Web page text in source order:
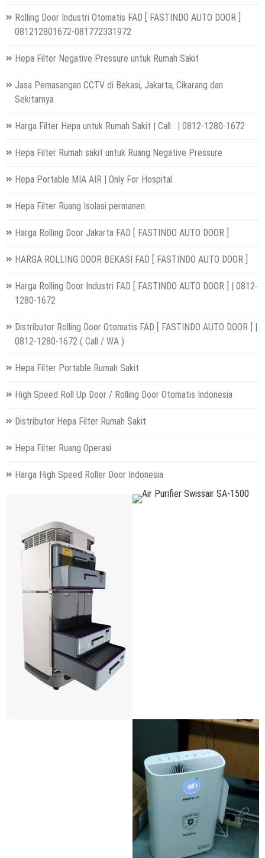
Rolling Door Industri Otomatis FAD [ FASTINDO AUTO DOOR ]
081212801672-081772331972
Hepa Filter Negative Pressure untuk Rumah Sakit
Jasa Pemasangan CCTV di Bekasi, Jakarta, Cikarang dan
Sekitarnya
Harga Filter Hepa untuk Rumah Sakit | Call : | 0812-1280-1672
Hepa Filter Rumah sakit untuk Ruang Negative Pressure
Hepa Portable MIA AIR | Only For Hospital
Hepa Filter Ruang Isolasi permanen
Harga Rolling Door Jakarta FAD [ FASTINDO AUTO DOOR ]
HARGA ROLLING DOOR BEKASI FAD [ FASTINDO AUTO DOOR ]
Harga Rolling Door Industri FAD [ FASTINDO AUTO DOOR ] | 0812-
1280-1672
Distributor Rolling Door Otomatis FAD [ FASTINDO AUTO DOOR ] |
0812-1280-1672 ( Call / WA )
Hepa Filter Portable Rumah Sakit
High Speed Roll Up Door / Rolling Door Otomatis Indonesia
Distributor Hepa Filter Rumah Sakit
Hepa Filter Ruang Operasi
Harga High Speed Roller Door Indonesia